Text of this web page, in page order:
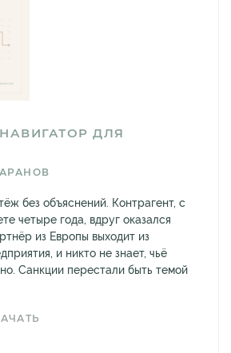
ДЛЯ
без объяснений. Контрагент, с
четыре года, вдруг оказался
из Европы выходит из
и никто не знает, чьё
Санкции перестали быть темой